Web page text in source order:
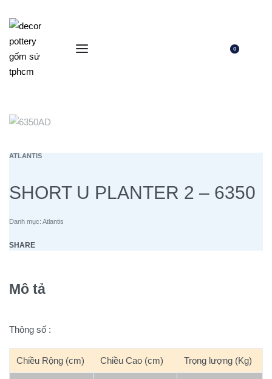
0
ATLANTIS
SHORT U PLANTER 2 – 6350
Danh mục: Atlantis
SHARE
Mô tả
Thông số :
Chiều Rộng (cm) Chiều Cao (cm) Trọng lượng (Kg)